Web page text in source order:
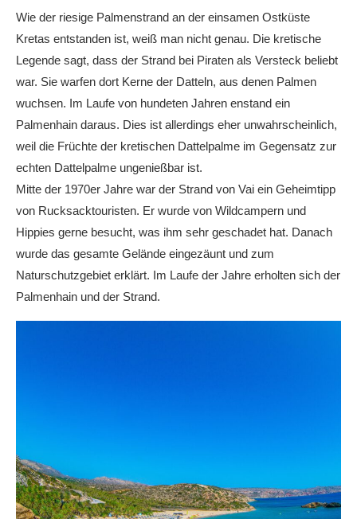
Wie der riesige Palmenstrand an der einsamen Ostküste
Kretas entstanden ist, weiß man nicht genau. Die kretische
Legende sagt, dass der Strand bei Piraten als Versteck beliebt
war. Sie warfen dort Kerne der Datteln, aus denen Palmen
wuchsen. Im Laufe von hundeten Jahren enstand ein
Palmenhain daraus. Dies ist allerdings eher unwahrscheinlich,
weil die Früchte der kretischen Dattelpalme im Gegensatz zur
echten Dattelpalme ungenießbar ist.
Mitte der 1970er Jahre war der Strand von Vai ein Geheimtipp
von Rucksacktouristen. Er wurde von Wildcampern und
Hippies gerne besucht, was ihm sehr geschadet hat. Danach
wurde das gesamte Gelände eingezäunt und zum
Naturschutzgebiet erklärt. Im Laufe der Jahre erholten sich der
Palmenhain und der Strand.